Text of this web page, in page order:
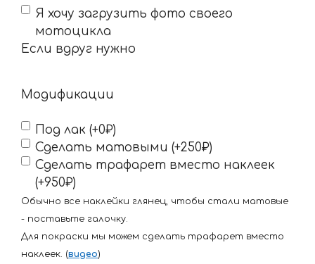
Если
вдруг
нужно
Я хочу загрузить фото своего
мотоцикла
Если вдруг нужно
Модификации
Под лак (+0₽)
Сделать матовыми (+250₽)
Сделать трафарет вместо наклеек
(+950₽)
Обычно все наклейки глянец, чтобы стали матовые
- поставьте галочку.
Для покраски мы можем сделать трафарет вместо
наклеек. (видео)